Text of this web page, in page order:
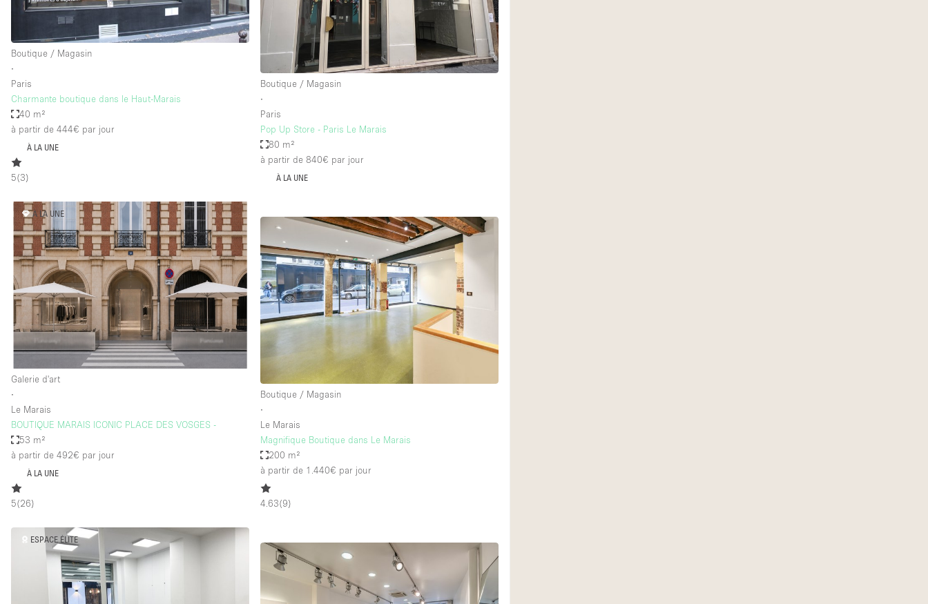
Salon / Festival
Studio Photo / Tournage
Accès aux handicapés
De plain-pied
Espace Avec Vue
Espace Epuré / Minimaliste
Internet
Licence Alcool
Mobilier
Plusieurs Pièces
Smoking Area
Éclairage
Boutique / Magasin
∙
Paris
Charmante boutique dans le Haut-Marais
40 m²
à partir de 444€ par jour
À LA UNE
5(3)
Boutique / Magasin
∙
Paris
Pop Up Store - Paris Le Marais
80 m²
à partir de 840€ par jour
À LA UNE
À LA UNE
Galerie d'art
∙
Le Marais
BOUTIQUE MARAIS ICONIC PLACE DES VOSGES -
53 m²
à partir de 492€ par jour
À LA UNE
5(26)
Boutique / Magasin
∙
Le Marais
Magnifique Boutique dans Le Marais
200 m²
à partir de 1.440€ par jour
4.63(9)
ESPACE ÉLITE